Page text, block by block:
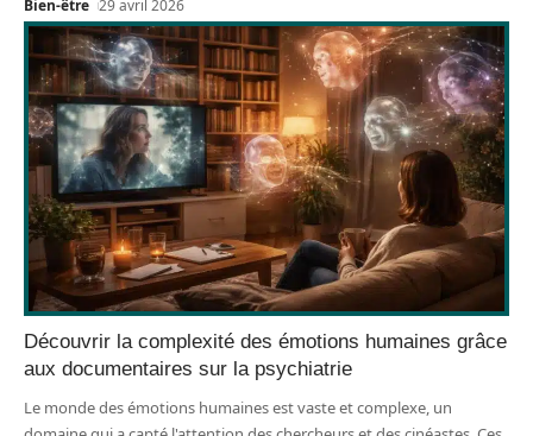
Bien-être 29 avril 2026
Découvrir la complexité des émotions humaines grâce
aux documentaires sur la psychiatrie
Le monde des émotions humaines est vaste et complexe, un